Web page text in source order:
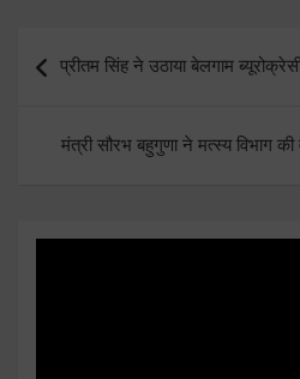
navigation
प्रीतम सिंह ने उठाया बेलगाम ब्यूरोक्रेसी
मंत्री सौरभ बहुगुणा ने मत्स्य विभाग की